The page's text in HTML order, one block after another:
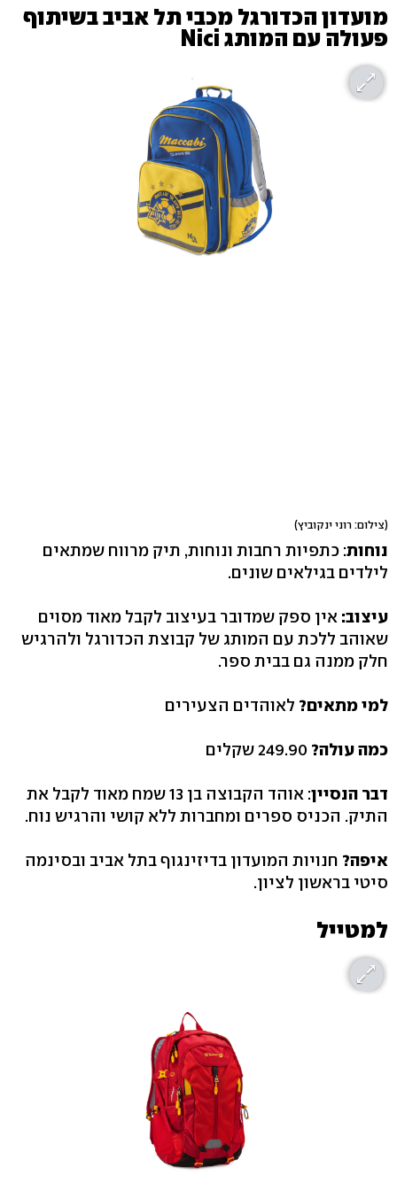
מועדון הכדורגל מכבי תל אביב בשיתוף
פעולה עם המותג Nici
(צילום: רוני ינקוביץ)
נוחות: כתפיות רחבות ונוחות, תיק מרווח שמתאים
לילדים בגילאים שונים.
עיצוב: אין ספק שמדובר בעיצוב לקבל מאוד מסוים
שאוהב ללכת עם המותג של קבוצת הכדורגל ולהרגיש
חלק ממנה גם בבית ספר.
למי מתאים? לאוהדים הצעירים
כמה עולה?
דבר הנסיין
: אוהד הקבוצה בן 13 שמח מאוד לקבל את
התיק. הכניס ספרים ומחברות ללא קושי והרגיש נוח.
איפה? חנויות המועדון בדיזינגוף בתל אביב ובסינמה
סיטי בראשון לציון.
למטייל